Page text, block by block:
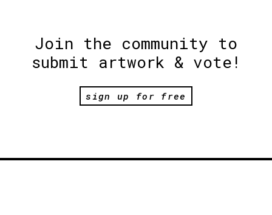
Join the community to
submit artwork & vote!
sign up for free